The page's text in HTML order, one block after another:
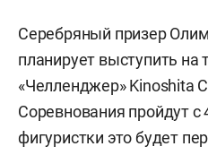
Серебряный призер
планирует выступить на
«Челленджер» Kinoshita
Соревнования пройдут с
фигуристки это будет